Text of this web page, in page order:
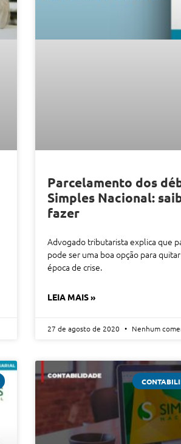
Parcelamento dos
Simples Nacional:
fazer
Advogado tributarista explica que
pode ser uma boa opção para
época de crise.
LEIA MAIS »
27 de agosto de 2020 Nenhum